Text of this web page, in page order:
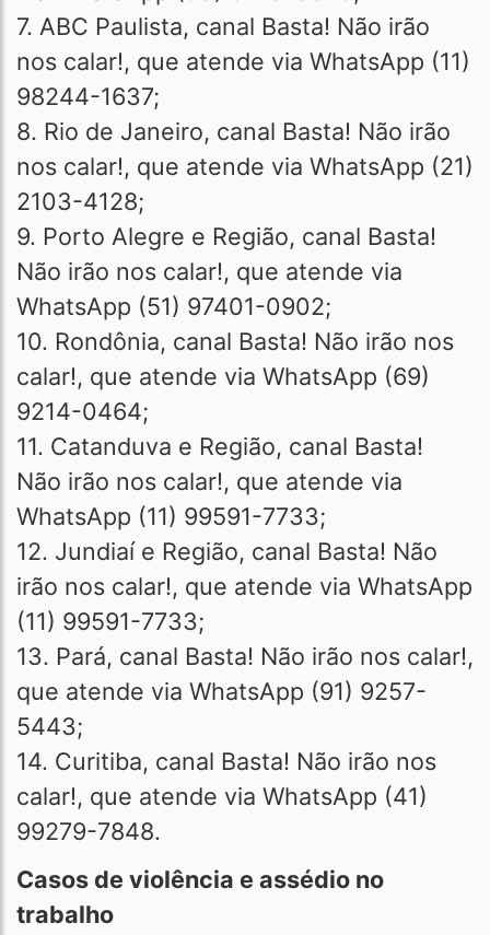
7. ABC Paulista, canal Basta! Não irão
nos calar!, que atende via WhatsApp (11)
98244-1637;
8. Rio de Janeiro, canal Basta! Não irão
nos calar!, que atende via WhatsApp (21)
2103-4128;
9. Porto Alegre e Região, canal Basta!
Não irão nos calar!, que atende via
WhatsApp (51) 97401-0902;
10. Rondônia, canal Basta! Não irão nos
calar!, que atende via WhatsApp (69)
9214-0464;
11. Catanduva e Região, canal Basta!
Não irão nos calar!, que atende via
WhatsApp (11) 99591-7733;
12. Jundiaí e Região, canal Basta! Não
irão nos calar!, que atende via WhatsApp
(11) 99591-7733;
13. Pará, canal Basta! Não irão nos calar!,
que atende via WhatsApp (91) 9257-
5443;
14. Curitiba, canal Basta! Não irão nos
calar!, que atende via WhatsApp (41)
99279-7848.
Casos de violência e assédio no
trabalho